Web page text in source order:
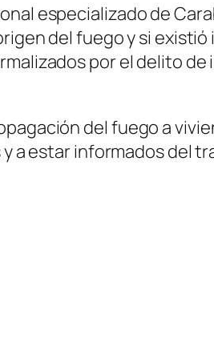
especializado de
del fuego y si
por el delito
del fuego a
a estar informados del